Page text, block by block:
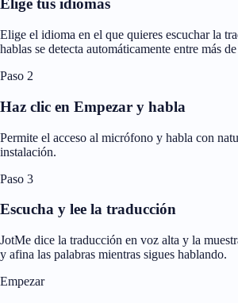
Elige tus idiomas
Elige el idioma en el que quieres escuchar la
hablas se detecta automáticamente entre más
Paso 2
Haz clic en Empezar y habla
Permite el acceso al micrófono y habla con
instalación.
Paso 3
Escucha y lee la traducción
JotMe dice la traducción en voz alta y la
y afina las palabras mientras sigues hablando.
Empezar